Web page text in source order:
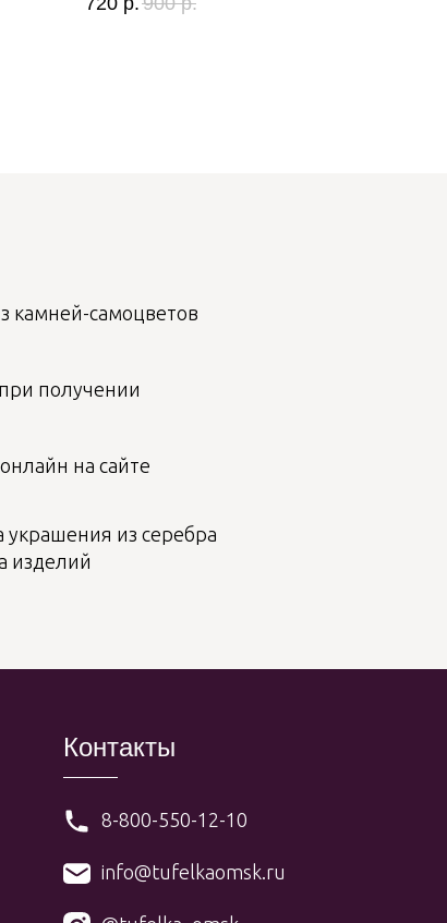
камней-самоцветов
украшения из серебра
изделий
получении
на сайте
Контакты
8-800-550-12-10
info@tufelkaomsk.ru